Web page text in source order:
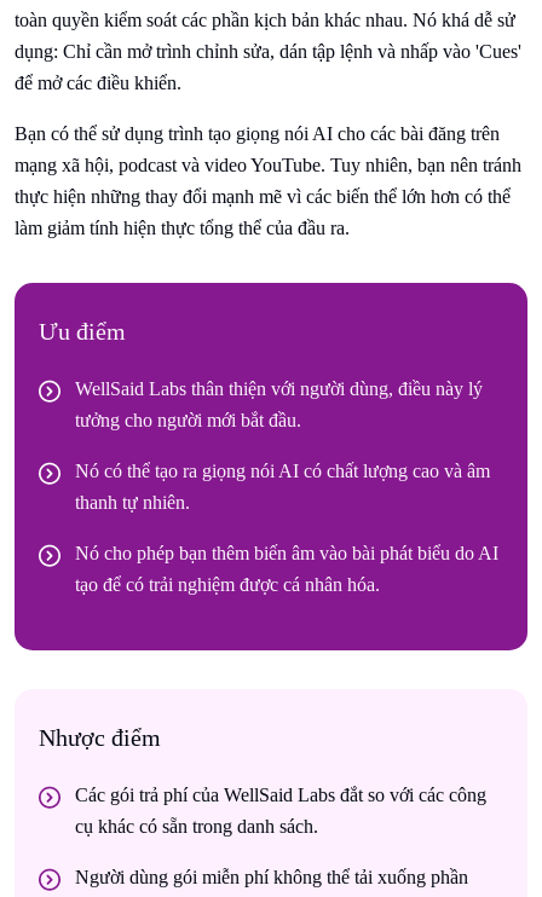
toàn quyền kiểm soát các phần kịch bản khác nhau. Nó khá dễ sử
dụng: Chỉ cần mở trình chỉnh sửa, dán tập lệnh và nhấp vào 'Cues'
để mở các điều khiển.
Bạn có thể sử dụng trình tạo giọng nói AI cho các bài đăng trên
mạng xã hội, podcast và video YouTube. Tuy nhiên, bạn nên tránh
thực hiện những thay đổi mạnh mẽ vì các biến thể lớn hơn có thể
làm giảm tính hiện thực tổng thể của đầu ra.
Ưu điểm
WellSaid Labs thân thiện với người dùng, điều này lý
tưởng cho người mới bắt đầu.
Nó có thể tạo ra giọng nói AI có chất lượng cao và âm
thanh tự nhiên.
Nó cho phép bạn thêm biến âm vào bài phát biểu do AI
tạo để có trải nghiệm được cá nhân hóa.
Nhược điểm
Các gói trả phí của WellSaid Labs đắt so với các công
cụ khác có sẵn trong danh sách.
Người dùng gói miễn phí không thể tải xuống phần